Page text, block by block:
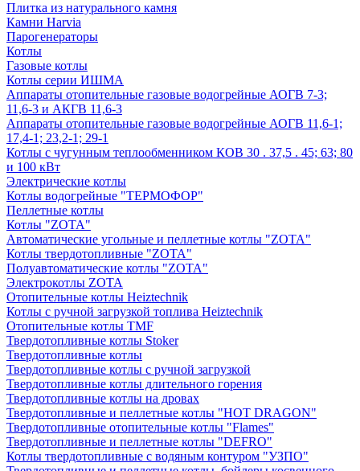
Плитка из натурального камня
Камни Harvia
Парогенераторы
Котлы
Газовые котлы
Котлы серии ИШМА
Аппараты отопительные газовые водогрейные АОГВ 7-3;
11,6-3 и АКГВ 11,6-3
Аппараты отопительные газовые водогрейные АОГВ 11,6-1;
17,4-1; 23,2-1; 29-1
Котлы с чугунным теплообменником КОВ 30 . 37,5 . 45; 63; 80
и 100 кВт
Электрические котлы
Котлы водогрейные "ТЕРМОФОР"
Пеллетные котлы
Котлы "ZOTA"
Автоматические угольные и пеллетные котлы "ZOTA"
Котлы твердотопливные "ZOTA"
Полуавтоматические котлы "ZOTA"
Электрокотлы ZOTA
Отопительные котлы Heiztechnik
Котлы с ручной загрузкой топлива Heiztechnik
Отопительные котлы TMF
Твердотопливные котлы Stoker
Твердотопливные котлы
Твердотопливные котлы с ручной загрузкой
Твердотопливные котлы длительного горения
Твердотопливные котлы на дровах
Твердотопливные и пеллетные котлы "HOT DRAGON"
Твердотопливные отопительные котлы "Flames"
Твердотопливные и пеллетные котлы "DEFRO"
Котлы твердотопливные с водяным контуром "УЗПО"